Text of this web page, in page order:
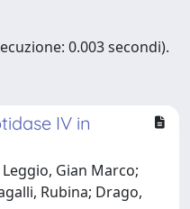
0.003 secondi).
IV in
Gian Marco;
Rubina; Drago,